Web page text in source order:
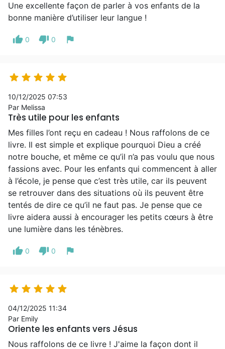
Une excellente façon de parler à vos enfants de la
bonne manière d’utiliser leur langue !
thumb_up 0 thumb_down 0 flag
    
10/12/2025 07:53
Par Melissa
Très utile pour les enfants
Mes filles l’ont reçu en cadeau ! Nous raffolons de ce
livre. Il est simple et explique pourquoi Dieu a créé
notre bouche, et même ce qu’il n’a pas voulu que nous
fassions avec. Pour les enfants qui commencent à aller
à l’école, je pense que c’est très utile, car ils peuvent
se retrouver dans des situations où ils peuvent être
tentés de dire ce qu’il ne faut pas. Je pense que ce
livre aidera aussi à encourager les petits cœurs à être
une lumière dans les ténèbres.
thumb_up 0 thumb_down 0 flag
    
04/12/2025 11:34
Par Emily
Oriente les enfants vers Jésus
Nous raffolons de ce livre ! J'aime la façon dont il